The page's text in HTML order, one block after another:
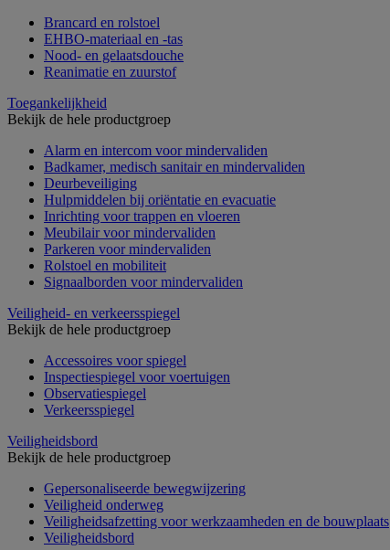
Brancard en rolstoel
EHBO-materiaal en -tas
Nood- en gelaatsdouche
Reanimatie en zuurstof
Toegankelijkheid
Bekijk de hele productgroep
Alarm en intercom voor mindervaliden
Badkamer, medisch sanitair en mindervaliden
Deurbeveiliging
Hulpmiddelen bij oriëntatie en evacuatie
Inrichting voor trappen en vloeren
Meubilair voor mindervaliden
Parkeren voor mindervaliden
Rolstoel en mobiliteit
Signaalborden voor mindervaliden
Veiligheid- en verkeersspiegel
Bekijk de hele productgroep
Accessoires voor spiegel
Inspectiespiegel voor voertuigen
Observatiespiegel
Verkeersspiegel
Veiligheidsbord
Bekijk de hele productgroep
Gepersonaliseerde bewegwijzering
Veiligheid onderweg
Veiligheidsafzetting voor werkzaamheden en de bouwplaats
Veiligheidsbord